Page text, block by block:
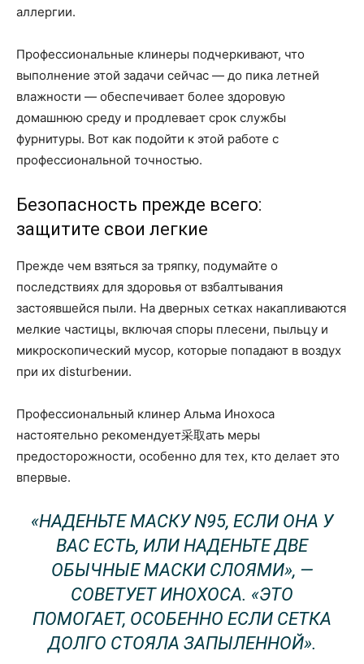
аллергии.
Профессиональные клинеры подчеркивают, что
выполнение этой задачи сейчас — до пика летней
влажности — обеспечивает более здоровую
домашнюю среду и продлевает срок службы
фурнитуры. Вот как подойти к этой работе с
профессиональной точностью.
Безопасность прежде всего:
защитите свои легкие
Прежде чем взяться за тряпку, подумайте о
последствиях для здоровья от взбалтывания
застоявшейся пыли. На дверных сетках накапливаются
мелкие частицы, включая споры плесени, пыльцу и
микроскопический мусор, которые попадают в воздух
при их disturbении.
Профессиональный клинер Альма Инохоса
настоятельно рекомендует采取ать меры
предосторожности, особенно для тех, кто делает это
впервые.
«НАДЕНЬТЕ МАСКУ N95, ЕСЛИ ОНА У
ВАС ЕСТЬ, ИЛИ НАДЕНЬТЕ ДВЕ
ОБЫЧНЫЕ МАСКИ СЛОЯМИ», —
СОВЕТУЕТ ИНОХОСА. «ЭТО
ПОМОГАЕТ, ОСОБЕННО ЕСЛИ СЕТКА
ДОЛГО СТОЯЛА ЗАПЫЛЕННОЙ».